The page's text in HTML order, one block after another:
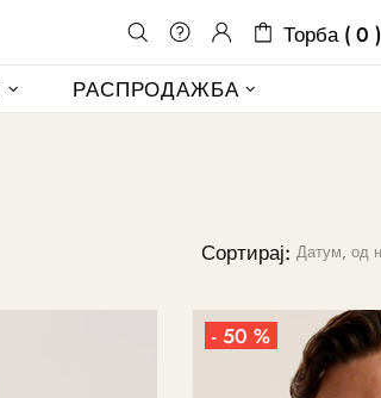
Торба ( 0 )
РАСПРОДАЖБА
Сортирај:
- 50 %